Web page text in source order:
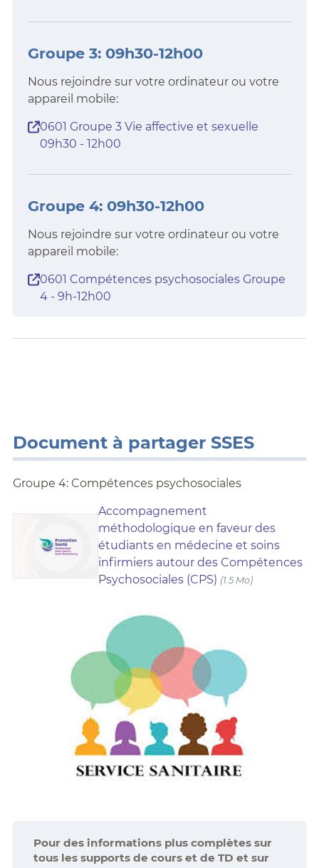
Groupe 3: 09h30-12h00
Nous rejoindre sur votre ordinateur ou votre
appareil mobile:
0601 Groupe 3 Vie affective et sexuelle
09h30 - 12h00
Groupe 4: 09h30-12h00
Nous rejoindre sur votre ordinateur ou votre
appareil mobile:
0601 Compétences psychosociales Groupe
4 - 9h-12h00
Document à partager SSES
Groupe 4: Compétences psychosociales
Accompagnement
méthodologique en faveur des
étudiants en médecine et soins
infirmiers autour des Compétences
Psychosociales (CPS) (1.5 Mo)
Pour des informations plus complètes sur
tous les supports de cours et de TD et sur